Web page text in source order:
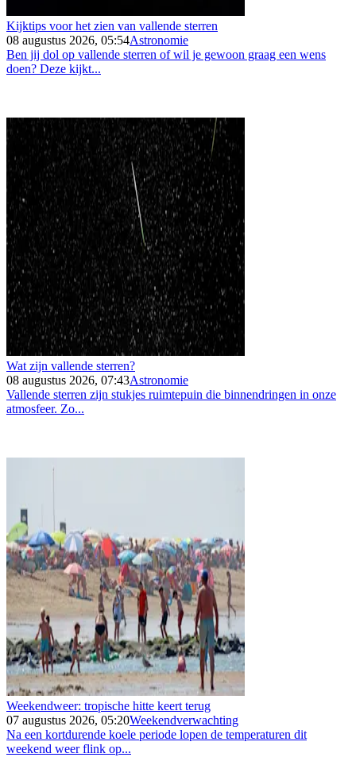
Kijktips voor het zien van vallende sterren
08 augustus 2026, 05:54Astronomie
Ben jij dol op vallende sterren of wil je gewoon graag een wens
doen? Deze kijkt...
Wat zijn vallende sterren?
08 augustus 2026, 07:43Astronomie
Vallende sterren zijn stukjes ruimtepuin die binnendringen in onze
atmosfeer. Zo...
Weekendweer: tropische hitte keert terug
07 augustus 2026, 05:20Weekendverwachting
Na een kortdurende koele periode lopen de temperaturen dit
weekend weer flink op...